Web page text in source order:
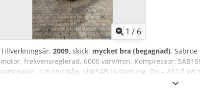
1 / 6
Tillverkningsår: 2009, skick: mycket bra (begagnad),
motor, frekvensreglerad, 6000 varv/min. Kompressor:
vattenkyld, och styrskåp, UNISAB III-styrning. Qo = 432,7 kW